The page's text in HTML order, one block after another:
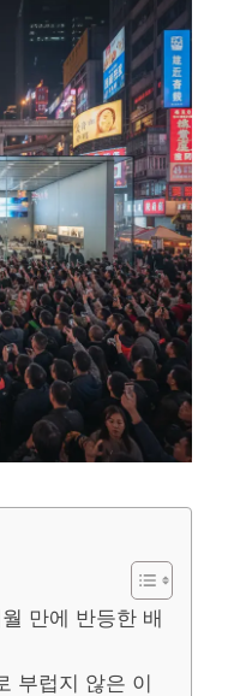
만에 반등한 배
부럽지 않은 이